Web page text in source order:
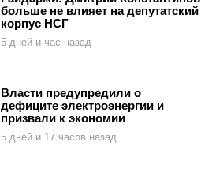
больше не влияет на депутатский
корпус НСГ
5 дней и час назад
Власти предупредили о
дефиците электроэнергии и
призвали к экономии
5 дней и 17 часов назад